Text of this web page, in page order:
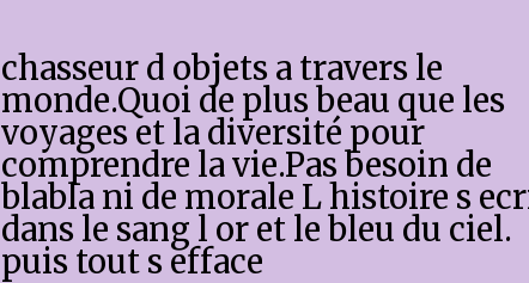
chasseur d objets a travers le
monde.Quoi de plus beau que les
voyages et la diversité pour
comprendre la vie.Pas besoin de
blabla ni de morale L histoire s
dans le sang l or et le bleu du ciel.
puis tout s efface